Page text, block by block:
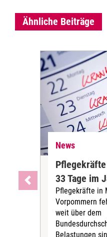
Ähnliche Beiträge
News
33 Tage im
Pflegekräfte in
Vorpommern
weit über dem
Belastungen